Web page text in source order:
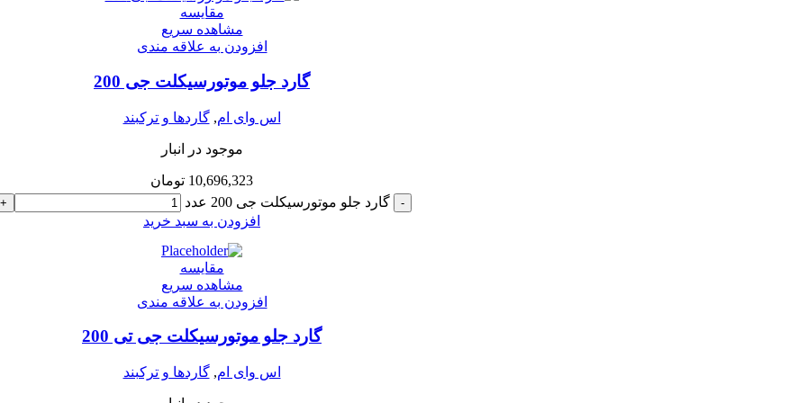
مقایسه
مشاهده سریع
افزودن به علاقه مندی
گارد جلو موتورسیکلت جی 200
اس وای ام, گاردها و ترکبند
موجود در انبار
10,696,323 تومان
- گارد جلو موتورسیکلت جی 200 عدد +
افزودن به سبد خرید
مقایسه
مشاهده سریع
افزودن به علاقه مندی
گارد جلو موتورسیکلت جی تی 200
اس وای ام, گاردها و ترکبند